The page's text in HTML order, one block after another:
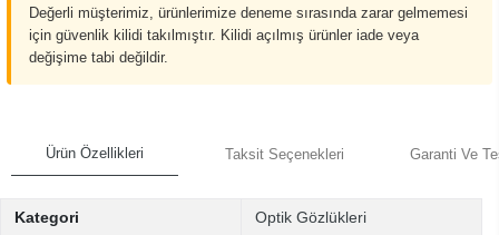
Değerli müşterimiz, ürünlerimize deneme sırasında zarar gelmemesi
için güvenlik kilidi takılmıştır. Kilidi açılmış ürünler iade veya
değişime tabi değildir.
Ürün Özellikleri Taksit Seçenekleri Garanti Ve
Kategori Optik Gözlükleri